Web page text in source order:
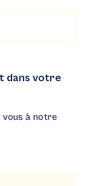
dans votre
vous à notre